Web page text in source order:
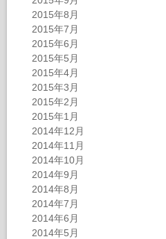
2015年8月
2015年7月
2015年6月
2015年5月
2015年4月
2015年3月
2015年2月
2015年1月
2014年12月
2014年11月
2014年10月
2014年9月
2014年8月
2014年7月
2014年6月
2014年5月